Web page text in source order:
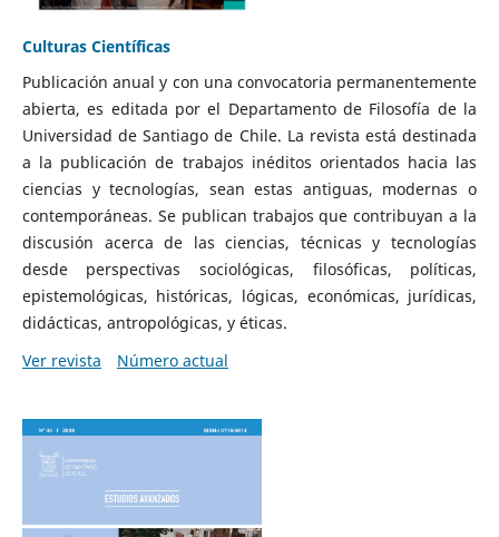
Culturas Científicas
Publicación anual y con una convocatoria permanentemente
abierta, es editada por el Departamento de Filosofía de la
Universidad de Santiago de Chile. La revista está destinada
a la publicación de trabajos inéditos orientados hacia las
ciencias y tecnologías, sean estas antiguas, modernas o
contemporáneas. Se publican trabajos que contribuyan a la
discusión acerca de las ciencias, técnicas y tecnologías
desde perspectivas sociológicas, filosóficas, políticas,
epistemológicas, históricas, lógicas, económicas, jurídicas,
didácticas, antropológicas, y éticas.
Ver revista
Número actual